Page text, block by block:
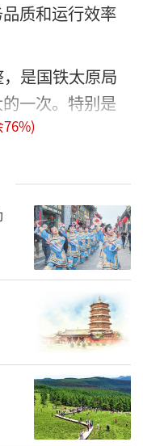
质和运行效率
是国铁太原局
一次。特别是
同南往返上海
重庆西、成都
呼和浩特东往
和浩特东往返
、呼和浩特东往
方向列车首次
国铁太原局72趟
南至北京西G62
太原南G605次
返北京丰台
76%)